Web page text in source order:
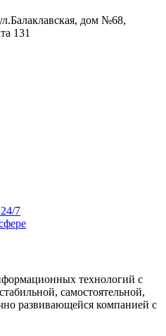
дом №68,
131
7
технологий с
самостоятельной,
развивающейся компанией с